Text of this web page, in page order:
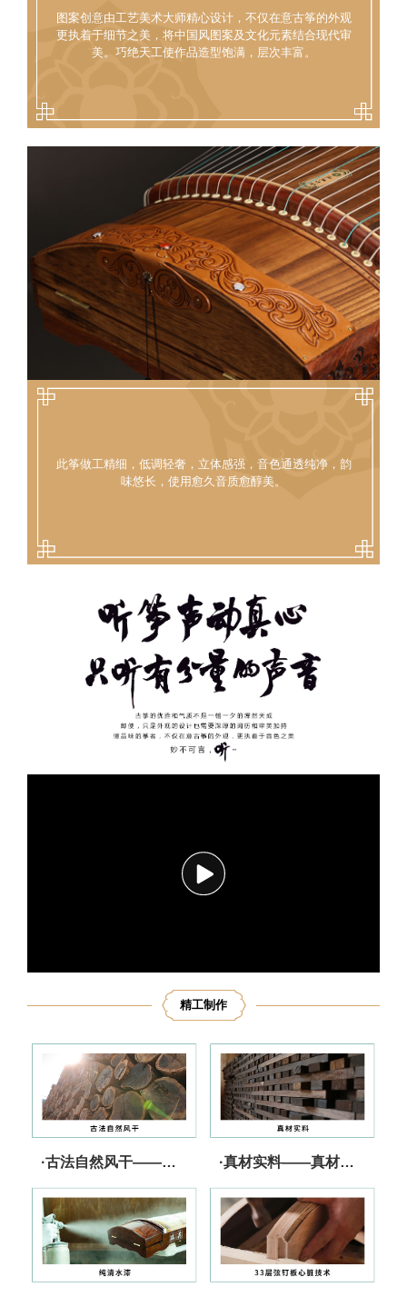
图案创意由工艺美术大师精心设计，不仅在意古筝的外观
更执着于细节之美，将中国风图案及文化元素结合现代审
美。巧绝天工使作品造型饱满，层次丰富。
此筝做工精细，低调轻奢，立体感强，音色通透纯净，韵
味悠长，使用愈久音质愈醇美。
播
放
精工制作
·古法自然风干——实力储备 音质上乘 ·真材实料——真材实料 行业承诺